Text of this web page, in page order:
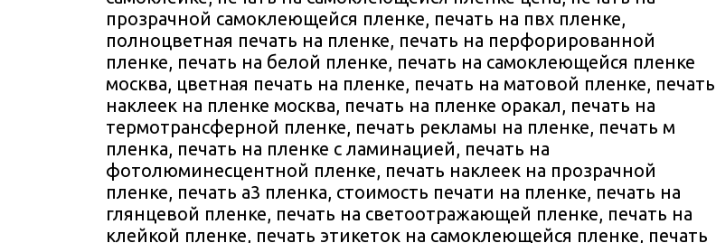
прозрачной самоклеющейся пленке, печать на пвх пленке,
полноцветная печать на пленке, печать на перфорированной
пленке, печать на белой пленке, печать на самоклеющейся пленке
москва, цветная печать на пленке, печать на матовой пленке, печать
наклеек на пленке москва, печать на пленке оракал, печать на
термотрансферной пленке, печать рекламы на пленке, печать м
пленка, печать на пленке с ламинацией, печать на
фотолюминесцентной пленке, печать наклеек на прозрачной
пленке, печать а3 пленка, стоимость печати на пленке, печать на
глянцевой пленке, печать на светоотражающей пленке, печать на
клейкой пленке, печать этикеток на самоклеющейся пленке, печать